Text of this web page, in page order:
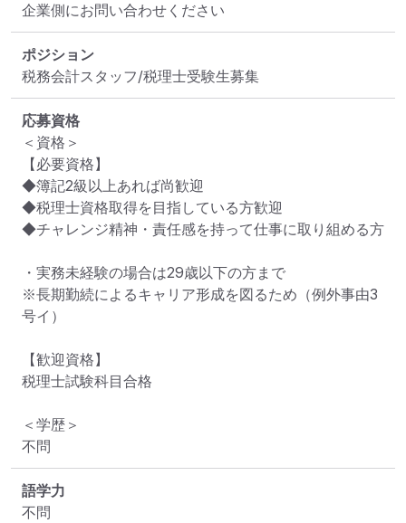
企業側にお問い合わせください
ポジション
税務会計スタッフ/税理士受験生募集
応募資格
＜資格＞
【必要資格】
◆簿記2級以上あれば尚歓迎
◆税理士資格取得を目指している方歓迎
◆チャレンジ精神・責任感を持って仕事に取り組める方
・実務未経験の場合は29歳以下の方まで
※長期勤続によるキャリア形成を図るため（例外事由3
号イ）
【歓迎資格】
税理士試験科目合格
＜学歴＞
不問
語学力
不問